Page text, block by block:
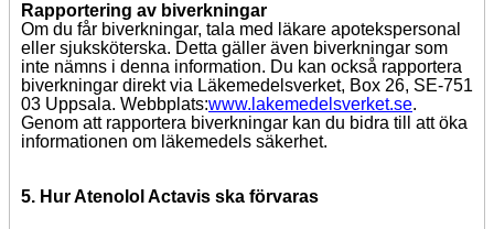
Rapportering av biverkningar
Om du får biverkningar, tala med läkare apotekspersonal
eller sjuksköterska. Detta gäller även biverkningar som
inte nämns i denna information. Du kan också rapportera
biverkningar direkt via Läkemedelsverket, Box 26, SE-751
03 Uppsala. Webbplats:www.lakemedelsverket.se.
Genom att rapportera biverkningar kan du bidra till att öka
informationen om läkemedels säkerhet.
5. Hur Atenolol Actavis ska förvaras